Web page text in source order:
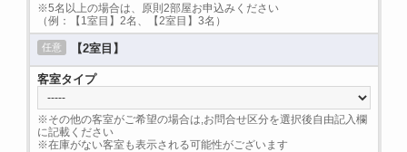
※5名以上の場合は、原則2部屋お申込みください
（例：【1室目】2名、【2室目】3名）
任意 【2室目】
客室タイプ
※その他の客室がご希望の場合は,お問合せ区分を選択後自由記入欄
に記載ください
※在庫がない客室も表示される可能性がございます